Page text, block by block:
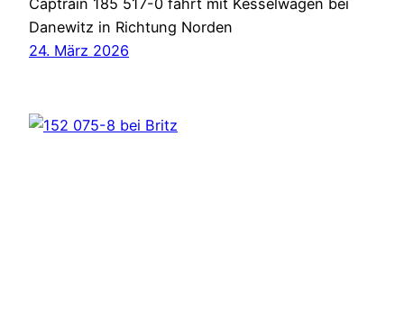
Captrain 185 517-0 fährt mit Kesselwagen bei
Danewitz in Richtung Norden
24. März 2026